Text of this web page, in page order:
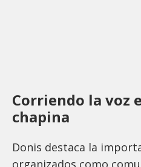
Corriendo la voz
chapina
Donis destaca la
organizados como